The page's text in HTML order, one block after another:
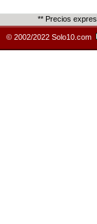
** Precios
© 2002/2022 Solo10.com